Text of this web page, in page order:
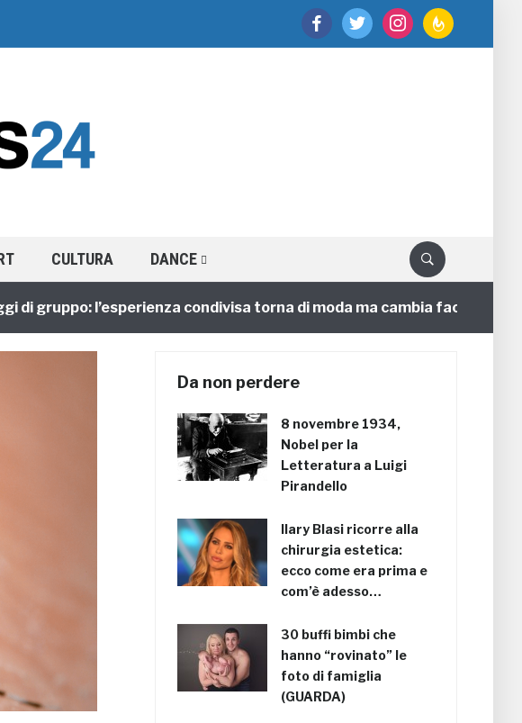
facebooktwitter instagramfeedburner
CULTURA DANCE
l’esperienza condivisa torna di moda ma cambia faccia
Da non perdere
8 novembre 1934,
Nobel per la
Letteratura a Luigi
Pirandello
Ilary Blasi ricorre alla
chirurgia estetica:
ecco come era prima e
com’è adesso…
30 buffi bimbi che
hanno “rovinato” le
foto di famiglia
(GUARDA)